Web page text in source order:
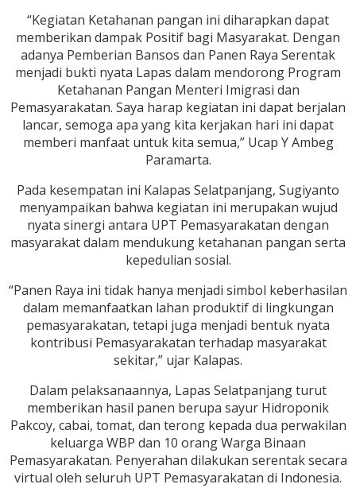
“Kegiatan Ketahanan pangan ini diharapkan dapat
memberikan dampak Positif bagi Masyarakat. Dengan
adanya Pemberian Bansos dan Panen Raya Serentak
menjadi bukti nyata Lapas dalam mendorong Program
Ketahanan Pangan Menteri Imigrasi dan
Pemasyarakatan. Saya harap kegiatan ini dapat berjalan
lancar, semoga apa yang kita kerjakan hari ini dapat
memberi manfaat untuk kita semua,” Ucap Y Ambeg
Paramarta.
Pada kesempatan ini Kalapas Selatpanjang, Sugiyanto
menyampaikan bahwa kegiatan ini merupakan wujud
nyata sinergi antara UPT Pemasyarakatan dengan
masyarakat dalam mendukung ketahanan pangan serta
kepedulian sosial.
“Panen Raya ini tidak hanya menjadi simbol keberhasilan
dalam memanfaatkan lahan produktif di lingkungan
pemasyarakatan, tetapi juga menjadi bentuk nyata
kontribusi Pemasyarakatan terhadap masyarakat
sekitar,” ujar Kalapas.
Dalam pelaksanaannya, Lapas Selatpanjang turut
memberikan hasil panen berupa sayur Hidroponik
Pakcoy, cabai, tomat, dan terong kepada dua perwakilan
keluarga WBP dan 10 orang Warga Binaan
Pemasyarakatan. Penyerahan dilakukan serentak secara
virtual oleh seluruh UPT Pemasyarakatan di Indonesia.